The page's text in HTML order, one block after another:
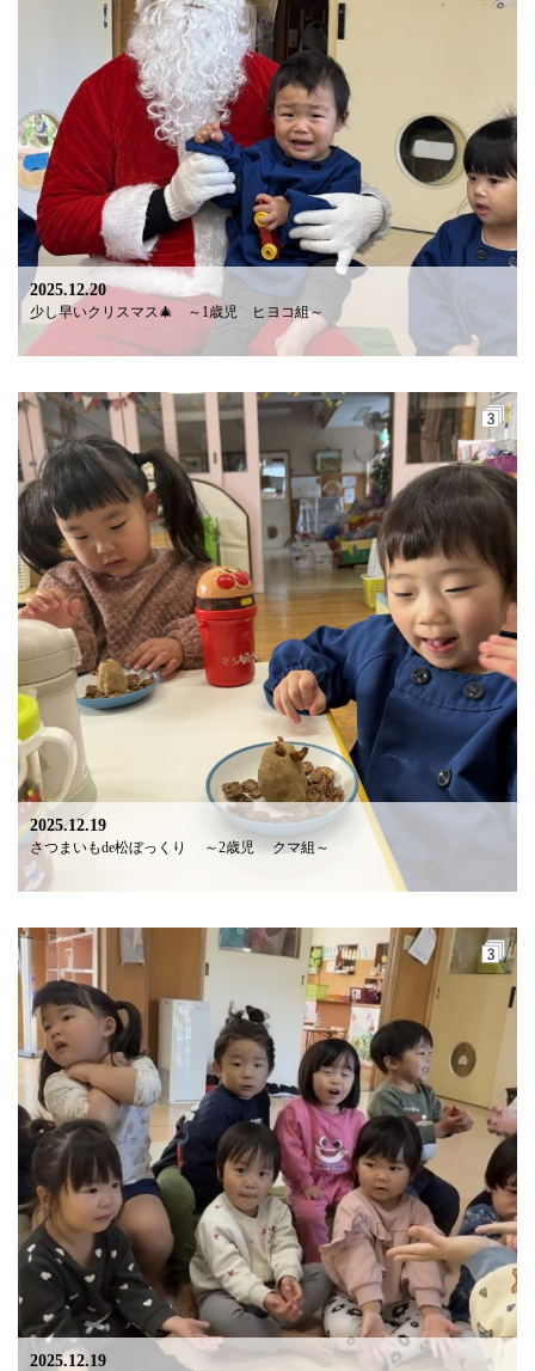
2025.12.20
少し早いクリスマス🎄 ～1歳児 ヒヨコ組～
2025.12.19
さつまいもde松ぼっくり ～2歳児 クマ組～
2025.12.19